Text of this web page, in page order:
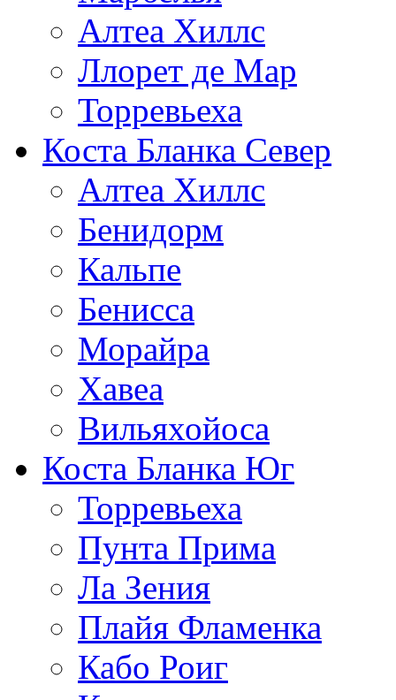
Алтеа Хиллс
Ллорет де Мар
Торревьеха
Коста Бланка Север
Алтеа Хиллс
Бенидорм
Кальпе
Бенисса
Морайра
Хавеа
Вильяхойоса
Коста Бланка Юг
Торревьеха
Пунта Прима
Ла Зения
Плайя Фламенка
Кабо Роиг